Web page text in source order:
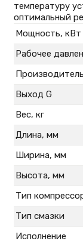
температуру
оптимальный
Мощность, кВт
Рабочее
Выход G
Вес, кг
Длина, мм
Ширина, мм
Высота, мм
Тип
Тип смазки
Исполнение